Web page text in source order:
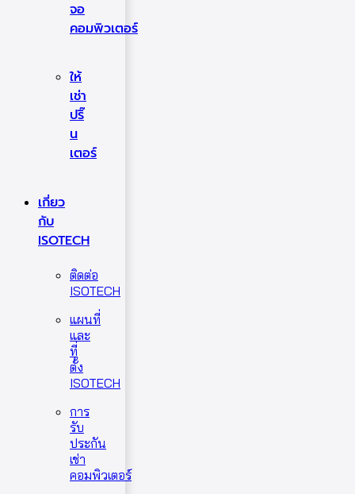
จอ
คอมพิวเตอร์
ให้
เช่า
ปริ๊
น
เตอร์
เกี่ยว
กับ
ISOTECH
ติดต่อ
ISOTECH
แผนที่
และ
ที่
ตั้ง
ISOTECH
การ
รับ
ประกัน
เช่า
คอมพิวเตอร์